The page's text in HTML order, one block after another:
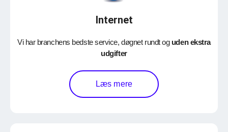
Internet
Vi har branchens bedste service, døgnet rundt og uden ekstra
udgifter
Læs mere